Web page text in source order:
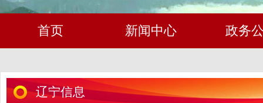
首页 新闻中心 政务
辽宁信息